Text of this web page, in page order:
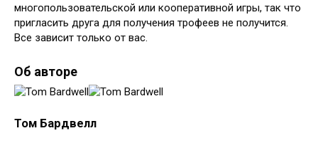
многопользовательской или кооперативной игры, так что
пригласить друга для получения трофеев не получится.
Все зависит только от вас.
Об авторе
Том Бардвелл